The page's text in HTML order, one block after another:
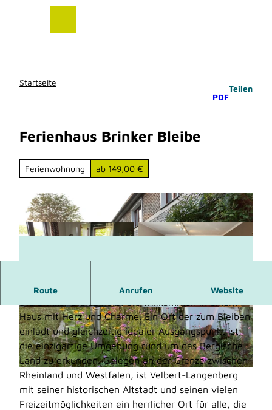
Startseite
PDF
Teilen
Ferienhaus Brinker Bleibe
Ferienwohnung ab 149,00 €
© Peter Anuth |CC-BY-SA
© Peter Anuth |CC-BY-SA © Peter Anuth |CC-BY-SA
Route Anrufen Website
Besonderes Ferienhaus in Velbert-Langenberg
Haus mit Herz und Charme. Ein Ort der zum Bleiben
einlädt und gleichzeitig idealer Ausgangspunkt ist,
die einzigartige Umgebung rund um das Bergische
Land zu erkunden. Gelegen an der Grenze zwischen
Rheinland und Westfalen, ist Velbert-Langenberg
mit seiner historischen Altstadt und seinen vielen
Freizeitmöglichkeiten ein herrlicher Ort für alle, die